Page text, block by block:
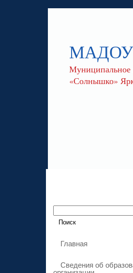
МАДОУ
Муниципальное
«Солнышко»
Главная
Сведения об